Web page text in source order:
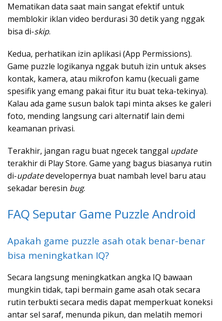
Mematikan data saat main sangat efektif untuk
memblokir iklan video berdurasi 30 detik yang nggak
bisa di-skip.
Kedua, perhatikan izin aplikasi (App Permissions).
Game puzzle logikanya nggak butuh izin untuk akses
kontak, kamera, atau mikrofon kamu (kecuali game
spesifik yang emang pakai fitur itu buat teka-tekinya).
Kalau ada game susun balok tapi minta akses ke galeri
foto, mending langsung cari alternatif lain demi
keamanan privasi.
Terakhir, jangan ragu buat ngecek tanggal update
terakhir di Play Store. Game yang bagus biasanya rutin
di-updatedevelopernya buat nambah level baru atau
sekadar beresin bug.
FAQ Seputar Game Puzzle Android
Apakah game puzzle asah otak benar-benar
bisa meningkatkan IQ?
Secara langsung meningkatkan angka IQ bawaan
mungkin tidak, tapi bermain game asah otak secara
rutin terbukti secara medis dapat memperkuat koneksi
antar sel saraf, menunda pikun, dan melatih memori